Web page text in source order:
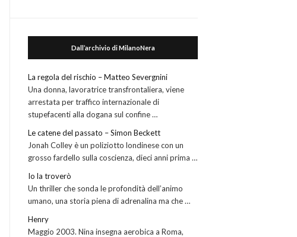
Dall’archivio di MilanoNera
La regola del rischio – Matteo Severgnini
Una donna, lavoratrice transfrontaliera, viene
arrestata per traffico internazionale di
stupefacenti alla dogana sul confine …
Le catene del passato – Simon Beckett
Jonah Colley è un poliziotto londinese con un
grosso fardello sulla coscienza, dieci anni prima …
Io la troverò
Un thriller che sonda le profondità dell’animo
umano, una storia piena di adrenalina ma che …
Henry
Maggio 2003. Nina insegna aerobica a Roma,